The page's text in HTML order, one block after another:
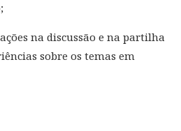
na discussão e na partilha
sobre os temas em